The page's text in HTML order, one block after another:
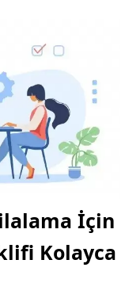
İçin
Kolayca